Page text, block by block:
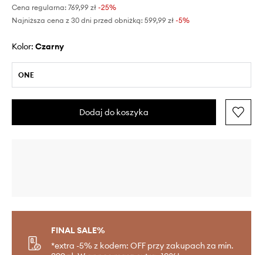
Cena regularna: 769,99 zł -25%
Najniższa cena z 30 dni przed obniżką: 599,99 zł -5%
Kolor: czarny
ONE
Dodaj do koszyka
FINAL SALE%
*extra -5% z kodem: OFF przy zakupach za min.